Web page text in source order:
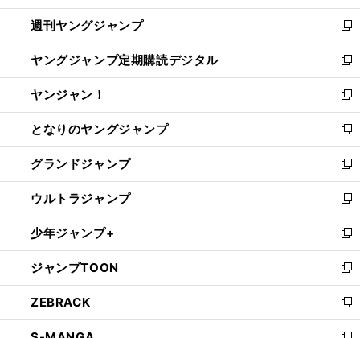
開
く
ウ
で
開
く
ン
ド
ウ
で
開
く
ウ
ィ
ン
ド
ウ
で
開
く
週刊ヤングジャンプ
新
し
い
ウ
ィ
ン
ド
ウ
で
開
く
ヤングジャンプ定期購読デジタル
新
し
い
ウ
ィ
ン
ド
ウ
で
開
く
ヤンジャン！
新
し
い
ウ
ィ
ン
ド
ウ
で
開
く
となりのヤングジャンプ
新
し
い
ウ
ィ
ン
ド
ウ
で
開
く
グランドジャンプ
新
し
い
ウ
ィ
ン
ド
ウ
で
開
ウルトラジャンプ
新
し
い
ウ
ィ
ン
ド
ウ
少年ジャンプ+
新
し
い
ウ
ィ
ン
ジャンプTOON
新
し
い
ウ
ZEBRACK
新
し